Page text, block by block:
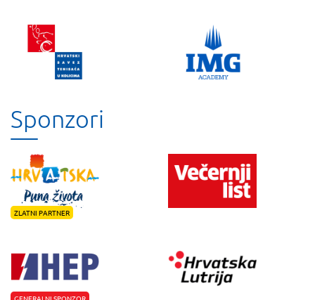
Sponzori
ZLATNI PARTNER